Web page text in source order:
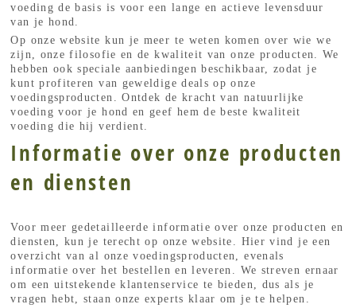
voeding de basis is voor een lange en actieve levensduur
van je hond.
Op onze website kun je meer te weten komen over wie we
zijn, onze filosofie en de kwaliteit van onze producten. We
hebben ook speciale aanbiedingen beschikbaar, zodat je
kunt profiteren van geweldige deals op onze
voedingsproducten. Ontdek de kracht van natuurlijke
voeding voor je hond en geef hem de beste kwaliteit
voeding die hij verdient.
Informatie over onze producten
en diensten
Voor meer gedetailleerde informatie over onze producten en
diensten, kun je terecht op onze website. Hier vind je een
overzicht van al onze voedingsproducten, evenals
informatie over het bestellen en leveren. We streven ernaar
om een uitstekende klantenservice te bieden, dus als je
vragen hebt, staan onze experts klaar om je te helpen.